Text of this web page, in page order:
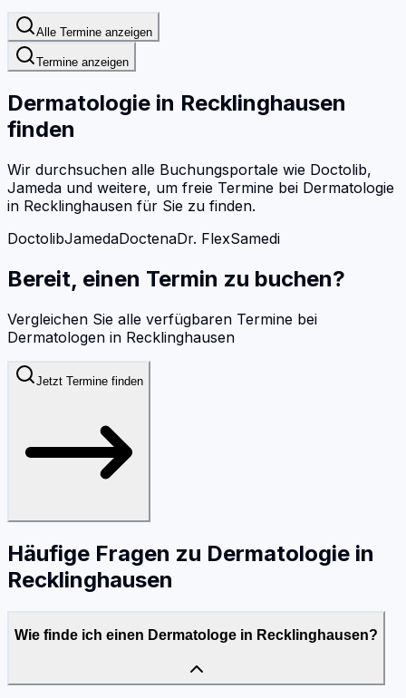
Alle Termine anzeigen
Termine anzeigen
Dermatologie in Recklinghausen
finden
Wir durchsuchen alle Buchungsportale wie Doctolib,
Jameda und weitere, um freie Termine bei Dermatologie
in Recklinghausen für Sie zu finden.
DoctolibJamedaDoctenaDr. FlexSamedi
Bereit, einen Termin zu buchen?
Vergleichen Sie alle verfügbaren Termine bei
Dermatologen in Recklinghausen
Jetzt Termine finden
Häufige Fragen zu Dermatologie in
Recklinghausen
Wie finde ich einen Dermatologe in Recklinghausen?